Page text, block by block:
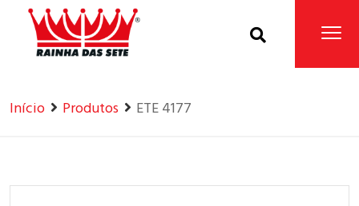
Home Produtos
Início Produtos ETE 4177